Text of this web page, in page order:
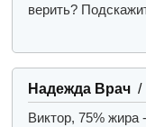
верить?
Надежда Врач/
Виктор, 75% жира